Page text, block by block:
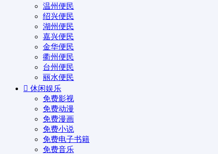
温州便民
绍兴便民
湖州便民
嘉兴便民
金华便民
衢州便民
台州便民
丽水便民
休闲娱乐
免费影视
免费动漫
免费漫画
免费小说
免费电子书籍
免费音乐